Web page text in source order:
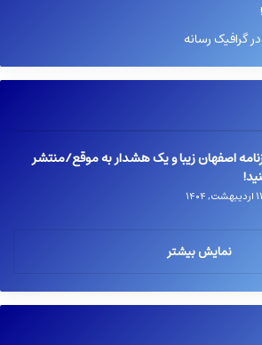
گرافیک رسانه
اصفهان زیبا و یک هشدار به موقع/منتشر
۱۱ اردیبهشت, ۱۴۰۴
نمایش بیشتر